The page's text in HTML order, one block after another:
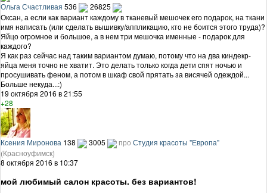
Ольга Счастливая 536
26825
Оксан, а если как вариант каждому в тканевый мешочек его подарок, на ткани
имя написать (или сделать вышивку/аппликацию, кто не боится этого труда)?
Яйцо огромное и большое, а в нем три мешочка именные - подарок для
каждого?
Я как раз сейчас над таким вариантом думаю, потому что на два киндекр-
яйца меня точно не хватит. Это делать только когда дети спят ночью и
просушивать феном, а потом в шкаф свой прятать за висячей одеждой...
Больше некуда...:)
19 октября 2016 в 21:55
+28
Ксения Миронова 138 3005 про Студия красоты "Европа"
(Красноуфимск)
8 октября 2016 в 10:37
мой любимый салон красоты. без вариантов!